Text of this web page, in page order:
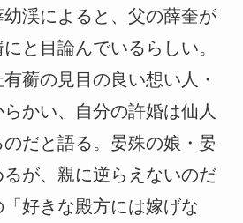
渓によると、父の薛奎が
と目論んでいるらしい。
蘅の見目の良い想い人・
かい、自分の許婚は仙人
だと語る。晏殊の娘・晏
が、親に逆らえないのだ
好きな殿方には嫁げな